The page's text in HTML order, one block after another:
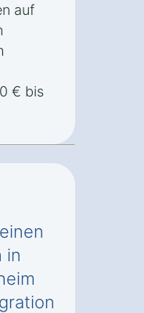
auf
€ bis
in